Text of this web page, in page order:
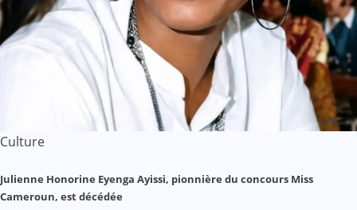
Culture
Julienne Honorine Eyenga Ayissi, pionnière du concours Miss
Cameroun, est décédée